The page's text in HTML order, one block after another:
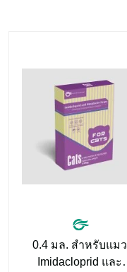
0.4 มล. สำหรับแมว
Imidacloprid และ